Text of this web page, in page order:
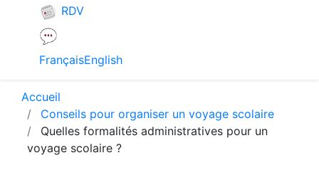
RDV
FrançaisEnglish
Accueil
Conseils pour organiser un voyage scolaire
Quelles formalités administratives pour un
voyage scolaire ?